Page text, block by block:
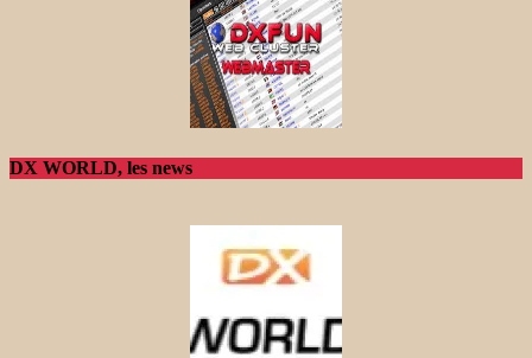
DX WORLD, les news